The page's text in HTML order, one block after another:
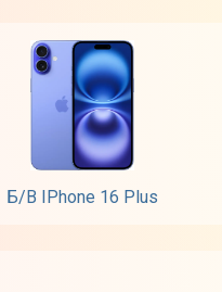
Б/В IPhone 16 Plus